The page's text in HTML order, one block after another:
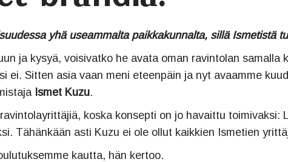
yhä useammalta paikkakunnalta, sillä Ismetistä
ja kysyä, voisivatko he avata oman ravintolan samalla
ei. Sitten asia vaan meni eteenpäin ja nyt avaamme
Ismet Kuzu.
koska konsepti on jo havaittu toimivaksi:
Tähänkään asti Kuzu ei ole ollut kaikkien Ismetien
kautta, hän kertoo.